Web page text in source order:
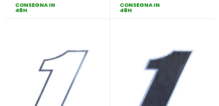
CONSEGNA IN
48H
CONSEGNA IN
48H